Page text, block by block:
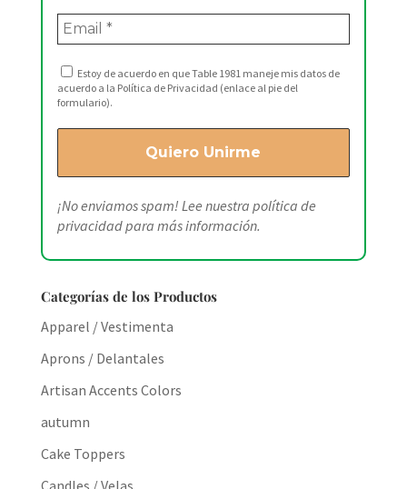
Estoy de acuerdo en que Table 1981 maneje mis datos de
acuerdo a la Política de Privacidad (enlace al pie del
formulario).
¡No enviamos spam! Lee nuestra política de
privacidadpara más información.
Categorías de los Productos
Apparel / Vestimenta
Aprons / Delantales
Artisan Accents Colors
autumn
Cake Toppers
Candles / Velas